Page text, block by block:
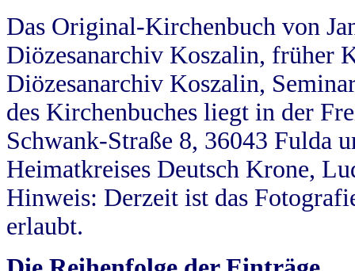
Das Original-Kirchenbuch von
Diözesanarchiv Koszalin, früher
Diözesanarchiv Koszalin,
des Kirchenbuches liegt in der
Schwank-Straße 8, 36043 Fulda
Heimatkreises Deutsch Krone,
Hinweis: Derzeit ist das
erlaubt.